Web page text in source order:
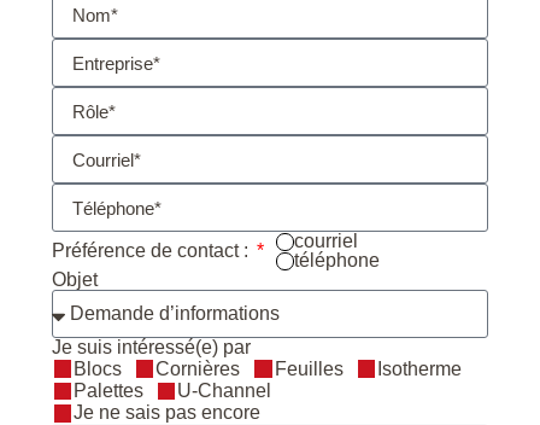
Préférence de contact :
courriel
téléphone
Objet
Je suis intéressé(e) par
Blocs
Cornières Feuilles
Isotherme
Palettes
U-Channel
Je ne sais pas encore